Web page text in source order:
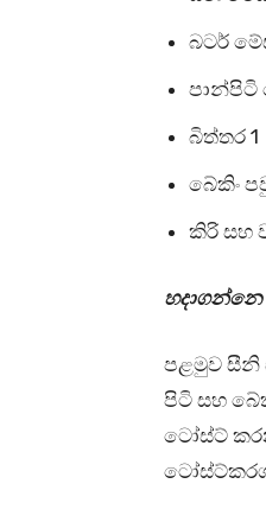
බටර්
පාන්පිටි
බිත්තර 1
බේකිං
කිරි සහ
පළමුව සීනි
පිටි සහ
ටෝස්ට්